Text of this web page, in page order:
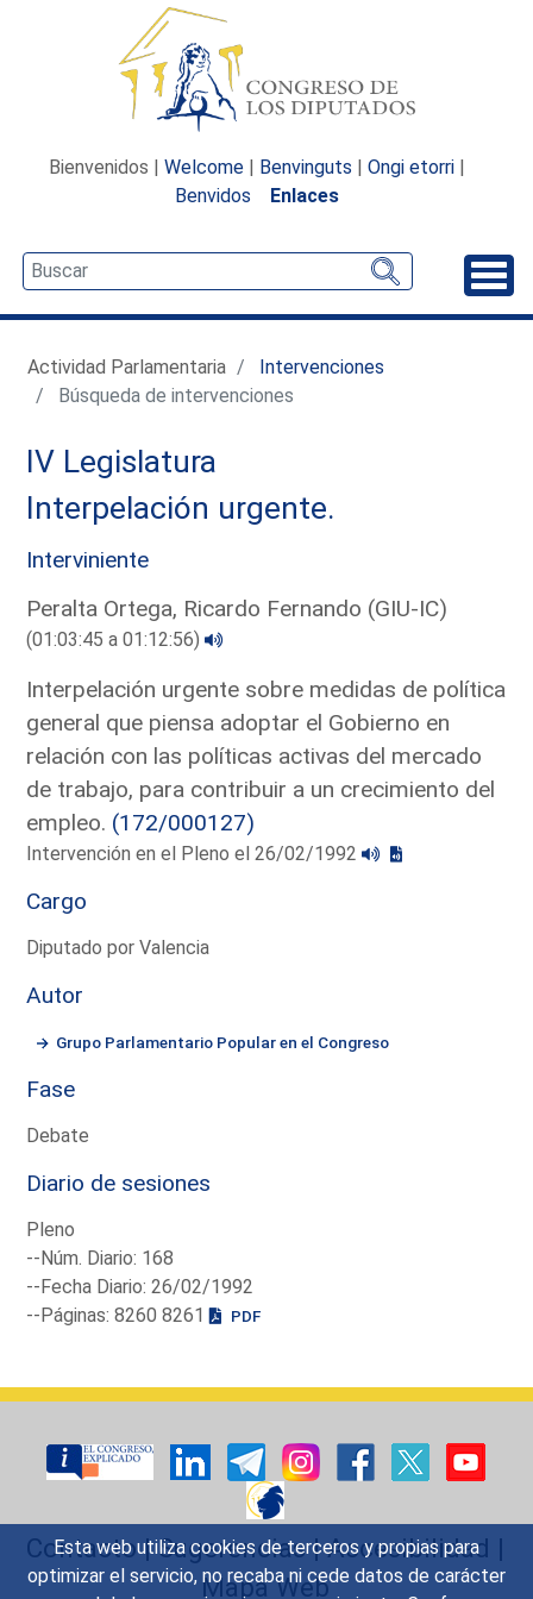
Esta web utiliza cookies de terceros y propias para
optimizar el servicio, no recaba ni cede datos de carácter
Bienvenidos | Welcome | Benvinguts | Ongi etorri |
Benvidos
Enlaces
Actividad Parlamentaria
Intervenciones
Búsqueda de intervenciones
IV Legislatura
Interpelación urgente.
Interviniente
Peralta Ortega, Ricardo Fernando (GIU-IC)
(01:03:45 a 01:12:56)
Interpelación urgente sobre medidas de política
general que piensa adoptar el Gobierno en
relación con las políticas activas del mercado
de trabajo, para contribuir a un crecimiento del
empleo. (172/000127)
Intervención en el Pleno el 26/02/1992
Cargo
Diputado por Valencia
Autor
Grupo Parlamentario Popular en el Congreso
Fase
Debate
Diario de sesiones
Pleno
--Núm. Diario: 168
--Fecha Diario: 26/02/1992
--Páginas: 8260 8261
PDF
Contacto|Sugerencias|Accesibilidad |
Mapa Web